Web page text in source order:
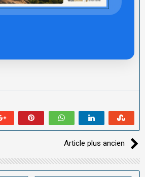
Article plus ancien